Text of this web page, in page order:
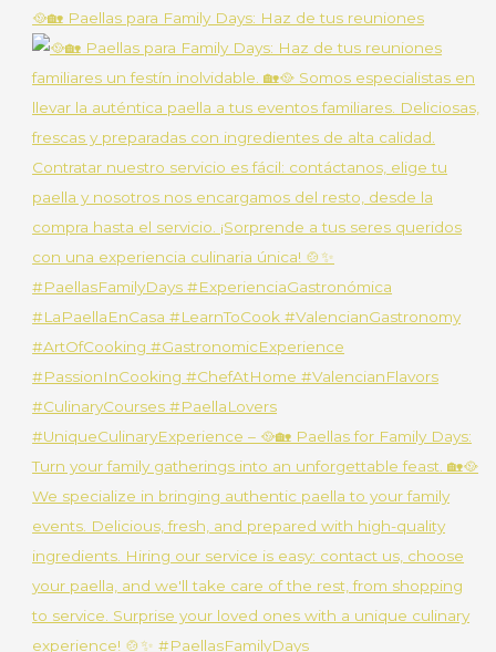
🥘🏡 Paellas para Family Days: Haz de tus reuniones